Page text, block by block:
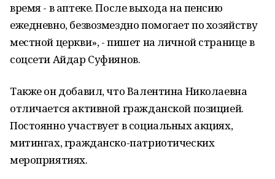
время - в аптеке. После выхода на пенсию
ежедневно, безвозмездно помогает по хозяйству
местной церкви», - пишет на личной странице в
соцсети Айдар Суфиянов.
Также он добавил, что Валентина Николаевна
отличается активной гражданской позицией.
Постоянно участвует в социальных акциях,
митингах, гражданско-патриотических
мероприятиях.